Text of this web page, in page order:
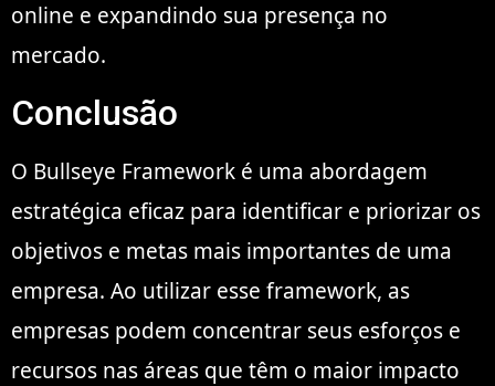
online e expandindo sua presença no
mercado.
Conclusão
O Bullseye Framework é uma abordagem
estratégica eficaz para identificar e priorizar os
objetivos e metas mais importantes de uma
empresa. Ao utilizar esse framework, as
empresas podem concentrar seus esforços e
recursos nas áreas que têm o maior impacto